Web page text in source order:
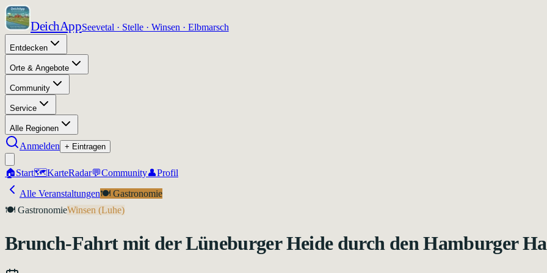
DeichAppSeevetal · Stelle · Winsen · Elbmarsch
Entdecken
Orte & Angebote
Community
Service
Alle Regionen
Anmelden + Eintragen
🏠Start🗺️KarteRadar💬Community👤Profil
Alle Veranstaltungen🍽️ Gastronomie
🍽️ GastronomieWinsen (Luhe)
Brunch-Fahrt mit der Lüneburger Heide durch den Hamburger